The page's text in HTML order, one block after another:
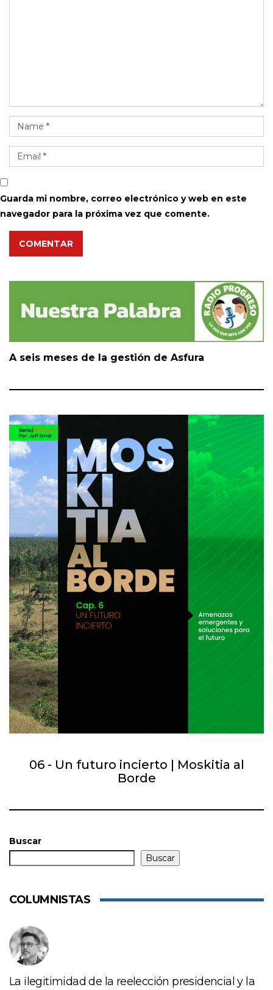
Guarda mi nombre, correo electrónico y web en este
navegador para la próxima vez que comente.
COMENTAR
A seis meses de la gestión de Asfura
06 - Un futuro incierto | Moskitia al
Borde
Buscar
Buscar
COLUMNISTAS
La ilegitimidad de la reelección presidencial y la